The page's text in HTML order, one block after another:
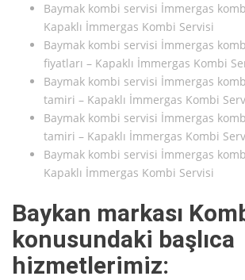
Baymak kombi servisi İmmergas
Kapaklı İmmergas Kombi Servisi
Baymak kombi servisi İmmergas
fiyatları – Kapaklı İmmergas Kombi
Baymak kombi servisi İmmergas
tamiri – Kapaklı İmmergas Kombi
Baymak kombi servisi İmmergas
tamiri – Kapaklı İmmergas Kombi
Baymak kombi servisi İmmergas
Kapaklı İmmergas Kombi Servisi
Baykan markası
konusundaki başlıca
hizmetlerimiz: